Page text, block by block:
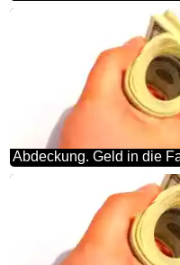
Abdeckung. Geld in die